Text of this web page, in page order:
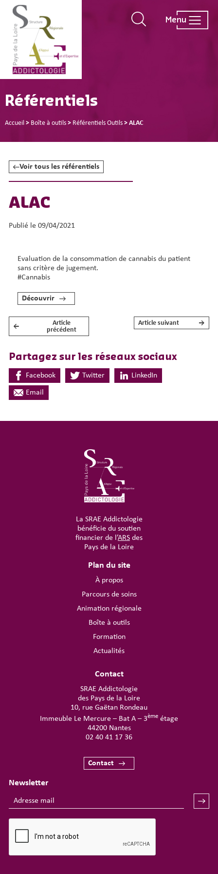
Menu
Référentiels
Accueil > Boîte à outils > Référentiels Outils > ALAC
Voir tous les référentiels
ALAC
Publié le 09/04/2021
Evaluation de la consommation de cannabis du patient
sans critère de jugement.
#Cannabis
Découvrir
NAVIGATION DE L’ARTICLE
←
Article
précédent
Article suivant →
Partagez sur les réseaux sociaux
Facebook Twitter LinkedIn
Email
La SRAE Addictologie
bénéficie du soutien
financier de l’ARS des
Pays de la Loire
Plan du site
À propos
Parcours de soins
Animation régionale
Boîte à outils
Formation
Actualités
Contact
SRAE Addictologie
des Pays de la Loire
10, rue Gaëtan Rondeau
Immeuble Le Mercure – Bat A – 3ème étage
44200 Nantes
02 40 41 17 36
Contact
Newsletter